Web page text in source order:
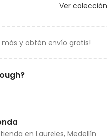
Ver colección
más y obtén envío gratis!
en Laureles, Medellín